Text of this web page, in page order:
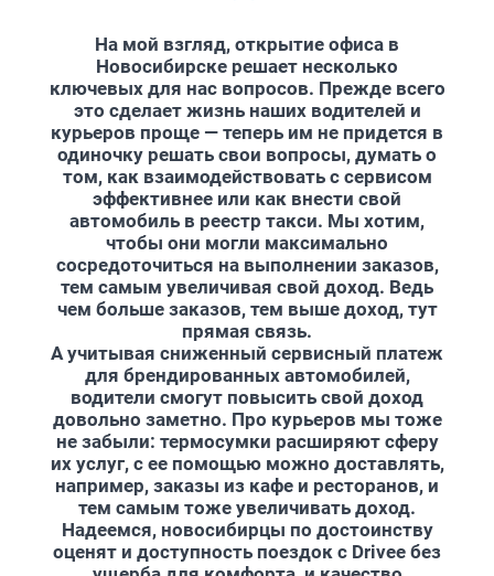
На мой взгляд, открытие офиса в
Новосибирске решает несколько
ключевых для нас вопросов. Прежде всего
это сделает жизнь наших водителей и
курьеров проще — теперь им не придется в
одиночку решать свои вопросы, думать о
том, как взаимодействовать с сервисом
эффективнее или как внести свой
автомобиль в реестр такси. Мы хотим,
чтобы они могли максимально
сосредоточиться на выполнении заказов,
тем самым увеличивая свой доход. Ведь
чем больше заказов, тем выше доход, тут
прямая связь.
А учитывая сниженный сервисный платеж
для брендированных автомобилей,
водители смогут повысить свой доход
довольно заметно. Про курьеров мы тоже
не забыли: термосумки расширяют сферу
их услуг, с ее помощью можно доставлять,
например, заказы из кафе и ресторанов, и
тем самым тоже увеличивать доход.
Надеемся, новосибирцы по достоинству
оценят и доступность поездок с Drivee без